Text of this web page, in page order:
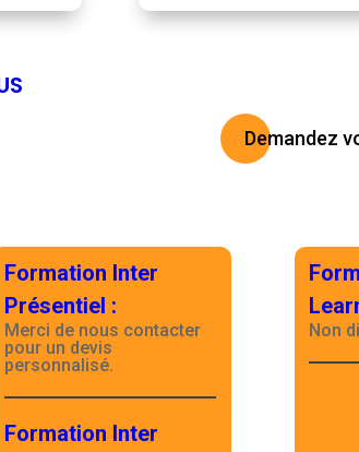
Demandez
Formation Inter
Présentiel :
Merci de nous contacter
pour un devis
personnalisé.
Formation Inter
Non